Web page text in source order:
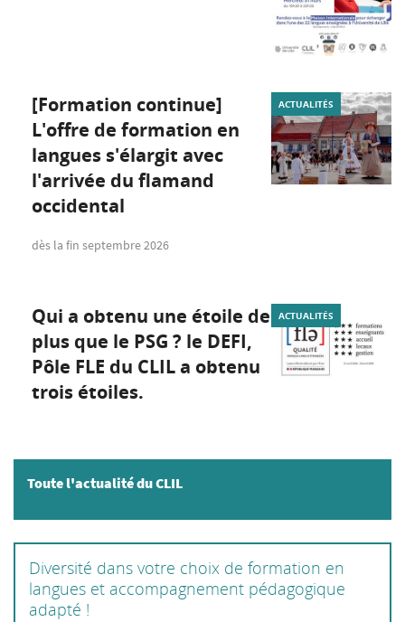
[Formation continue]
L'offre de formation en
langues s'élargit avec
l'arrivée du flamand
occidental
dès la fin septembre 2026
ACTUALITÉS
Qui a obtenu une étoile de
plus que le PSG ? le DEFI,
Pôle FLE du CLIL a obtenu
trois étoiles.
ACTUALITÉS
Toute l'actualité du CLIL
Diversité dans votre choix de formation en
langues et accompagnement pédagogique
adapté !